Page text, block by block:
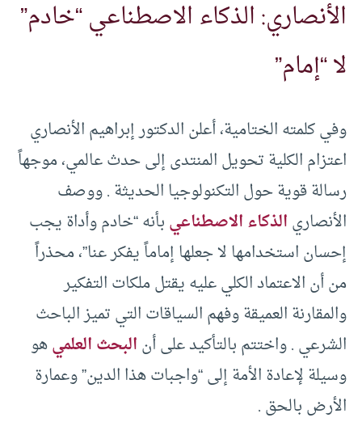
الأنصاري: الذكاء الاصطناعي “خادم”
لا “إمام”
وفي كلمته الختامية، أعلن الدكتور إبراهيم الأنصاري
اعتزام الكلية تحويل المنتدى إلى حدث عالمي، موجهاً
رسالة قوية حول التكنولوجيا الحديثة . ووصف
الأنصاريالذكاء الاصطناعيبأنه “خادم وأداة يجب
إحسان استخدامها لا جعلها إماماً يفكر عنا”، محذراً
من أن الاعتماد الكلي عليه يقتل ملكات التفكير
والمقارنة العميقة وفهم السياقات التي تميز الباحث
الشرعي . واختتم بالتأكيد على أنالبحث العلميهو
وسيلة لإعادة الأمة إلى “واجبات هذا الدين” وعمارة
الأرض بالحق .